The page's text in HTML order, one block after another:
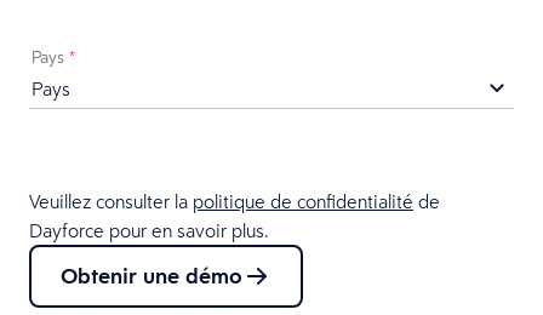
Pays *
Veuillez consulter la politique de confidentialité de
Dayforce pour en savoir plus.
Obtenir une démo